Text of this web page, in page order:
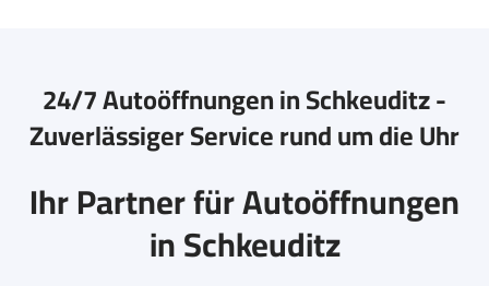
24/7 Autoöffnungen in Schkeuditz -
Zuverlässiger Service rund um die Uhr
Ihr Partner für Autoöffnungen
in Schkeuditz